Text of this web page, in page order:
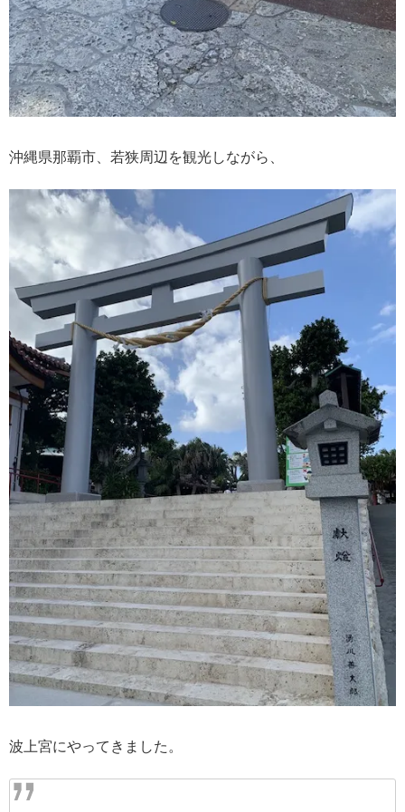
沖縄県那覇市、若狭周辺を観光しながら、
波上宮にやってきました。